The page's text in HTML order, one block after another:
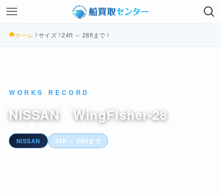
ホーム サイズ 24ft ～ 28ftまで
WORKS RECORD
NISSAN WingFisher-28
NISSAN 24ft ～ 28ftまで